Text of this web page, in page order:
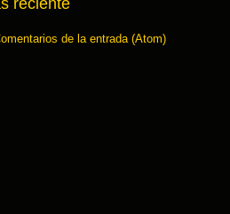
de la entrada (Atom)